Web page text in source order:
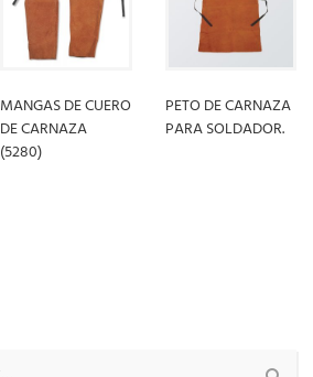
MANGAS DE CUERO
DE CARNAZA
(5280)
PETO DE CARNAZA
PARA SOLDADOR.